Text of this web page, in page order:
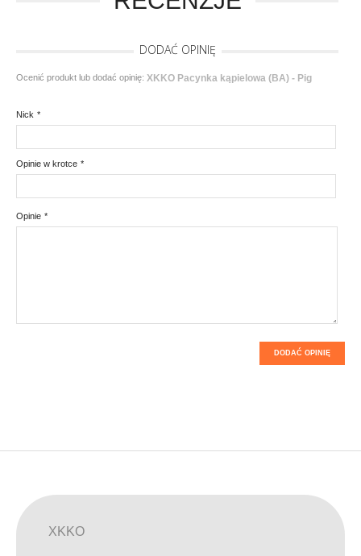
DODAĆ OPINIĘ
Ocenić produkt lub dodać opinię: XKKO Pacynka kąpielowa (BA) - Pig
*
Nick
*
Opinie w krotce
*
Opinie
DODAĆ OPINIĘ
XKKO